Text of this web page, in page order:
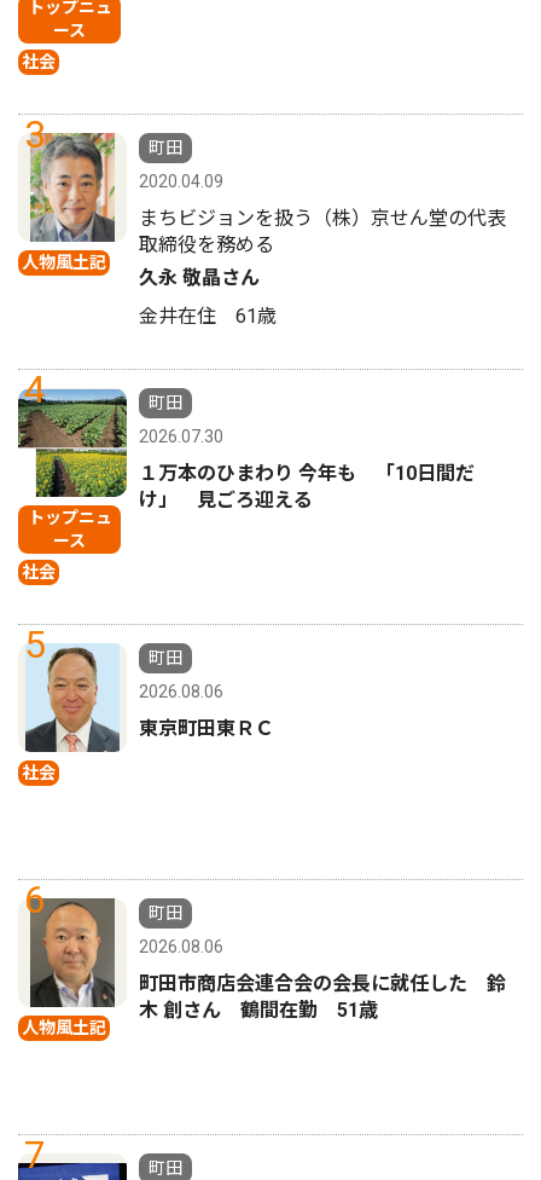
トップニュ
ース
社会
3
人物風土記
町田
2020.04.09
まちビジョンを扱う（株）京せん堂の代表
取締役を務める
久永 敬晶さん
金井在住 61歳
4
トップニュ
ース
社会
町田
2026.07.30
１万本のひまわり 今年も 「10日間だ
け」 見ごろ迎える
5
社会
町田
2026.08.06
東京町田東ＲＣ
6
人物風土記
町田
2026.08.06
町田市商店会連合会の会長に就任した 鈴
木 創さん 鶴間在勤 51歳
7
町田